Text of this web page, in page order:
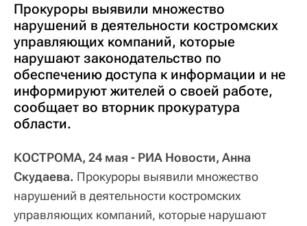
Прокуроры выявили множество
нарушений в деятельности костромских
управляющих компаний, которые
нарушают законодательство по
обеспечению доступа к информации и не
информируют жителей о своей работе,
сообщает во вторник прокуратура
области.
КОСТРОМА, 24 мая - РИА Новости, Анна
Скудаева. Прокуроры выявили множество
нарушений в деятельности костромских
управляющих компаний, которые нарушают